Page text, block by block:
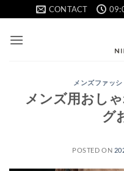
to
content
CONTACT
メンズファッシ
メンズ用おし
グ
POSTED ON